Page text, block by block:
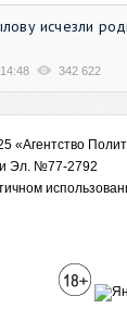
исчезли
14:48 342 622
«Агентство
Эл. №77-2792